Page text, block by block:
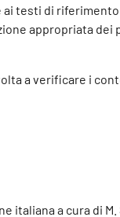
testi di
appropriata
a verificare i
italiana a cura di